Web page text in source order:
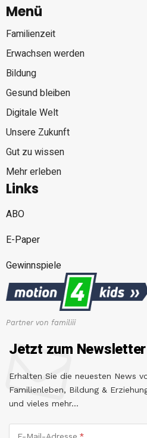
Menü
Familienzeit
Erwachsen werden
Bildung
Gesund bleiben
Digitale Welt
Unsere Zukunft
Gut zu wissen
Mehr erleben
Links
ABO
E-Paper
Gewinnspiele
Partner von familiii
Jetzt zum
Erhalten Sie die neuesten News
Familienleben, Bildung &
und vieles mehr...